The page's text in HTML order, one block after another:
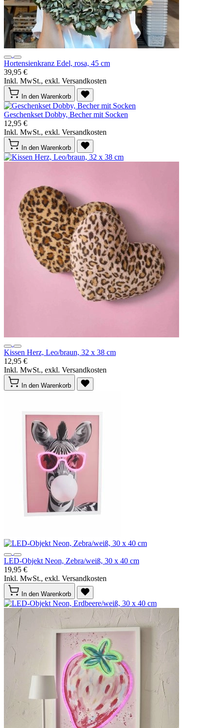
Hortensienkranz Edel, rosa, 45 cm
39,95 €
Inkl. MwSt., exkl. Versandkosten
In den Warenkorb
Geschenkset Dobby, Becher mit Socken
12,95 €
Inkl. MwSt., exkl. Versandkosten
In den Warenkorb
Kissen Herz, Leo/braun, 32 x 38 cm
12,95 €
Inkl. MwSt., exkl. Versandkosten
In den Warenkorb
LED-Objekt Neon, Zebra/weiß, 30 x 40 cm
19,95 €
Inkl. MwSt., exkl. Versandkosten
In den Warenkorb